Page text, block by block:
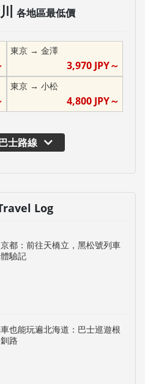
各地區最低價
東京→ 金澤
3,970 JPY～
東京→ 小松
4,800 JPY～
士路線
Log
都：前往天橋立，黑松號列車
驗記
也能玩遍北海道：巴士巡遊根
路